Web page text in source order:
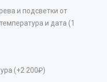
и подсветки от
и дата (1
(+2 200₽)